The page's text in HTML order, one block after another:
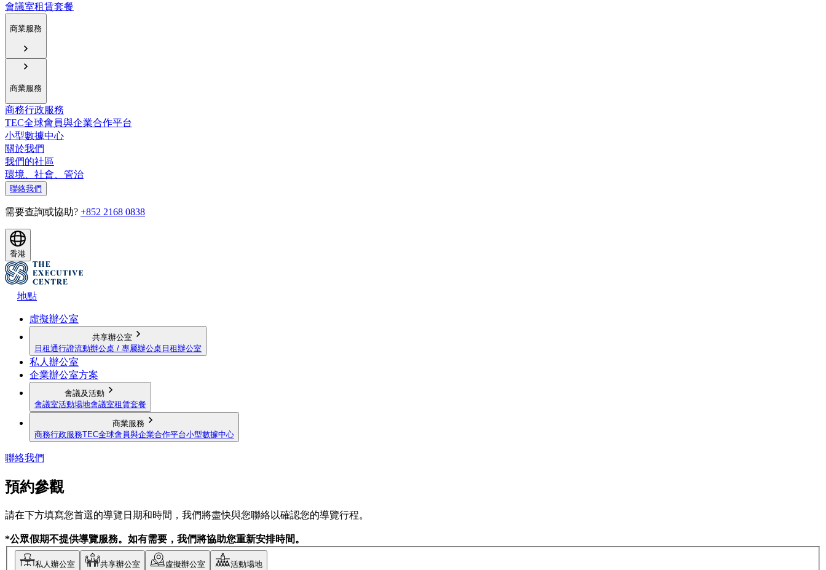
會議室租賃套餐
商業服務
商業服務
商務行政服務
TEC全球會員與企業合作平台
小型數據中心
關於我們
我們的社區
環境、社會、管治
聯絡我們
需要查詢或協助? +852 2168 0838
香港
地點
虛擬辦公室
共享辦公室
日租通行證流動辦公桌 / 專屬辦公桌 日租辦公室
私人辦公室
企業辦公室方案
會議及活動
會議室活動場地會議室租賃套餐
商業服務
商務行政服務TEC全球會員與企業合作平台小型數據中心
聯絡我們
預約參觀
請在下方填寫您首選的導覽日期和時間，我們將盡快與您聯絡以確認您的導覽行程。
*公眾假期不提供導覽服務。如有需要，我們將協助您重新安排時間。
私人辦公室 共享辦公室 虛擬辦公室 活動場地